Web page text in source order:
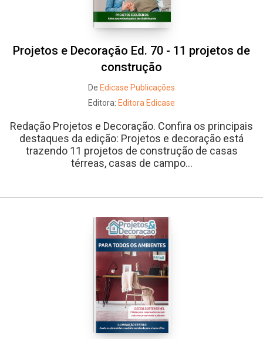
Projetos e Decoração Ed. 70 - 11 projetos de
construção
De Edicase Publicações
Editora: Editora Edicase
Redação Projetos e Decoração. Confira os principais
destaques da edição: Projetos e decoração está
trazendo 11 projetos de construção de casas
térreas, casas de campo...